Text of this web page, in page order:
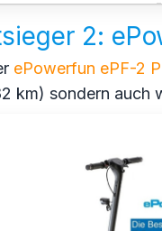
2:
ePowerfun ePF-2
km) sondern auch